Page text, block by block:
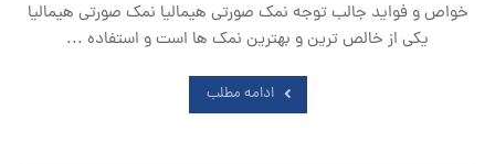
خواص و فواید جالب توجه نمک صورتی هیمالیا نمک صورتی هیمالیا
یکی از خالص ترین و بهترین نمک ها است و استفاده ...
ادامه مطلب